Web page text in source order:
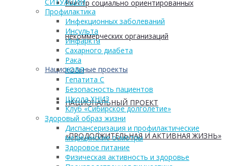
Реестр социально ориентированных
некоммерческих организаций
Национальные проекты
НАЦИОНАЛЬНЫЙ ПРОЕКТ
«ПРОДОЛЖИТЕЛЬНАЯ И АКТИВНАЯ ЖИЗНЬ»
Профилактика
Инфекционных заболеваний
Инсульта
Инфаркта
Сахарного диабета
Рака
ХОБЛ
Гепатита С
Безопасность пациентов
Школа ХНИЗ
Клуб «Сибирское долголетие»
Здоровый образ жизни
Диспансеризация и профилактические
медицинские осмотры
Здоровое питание
Физическая активность и здоровье